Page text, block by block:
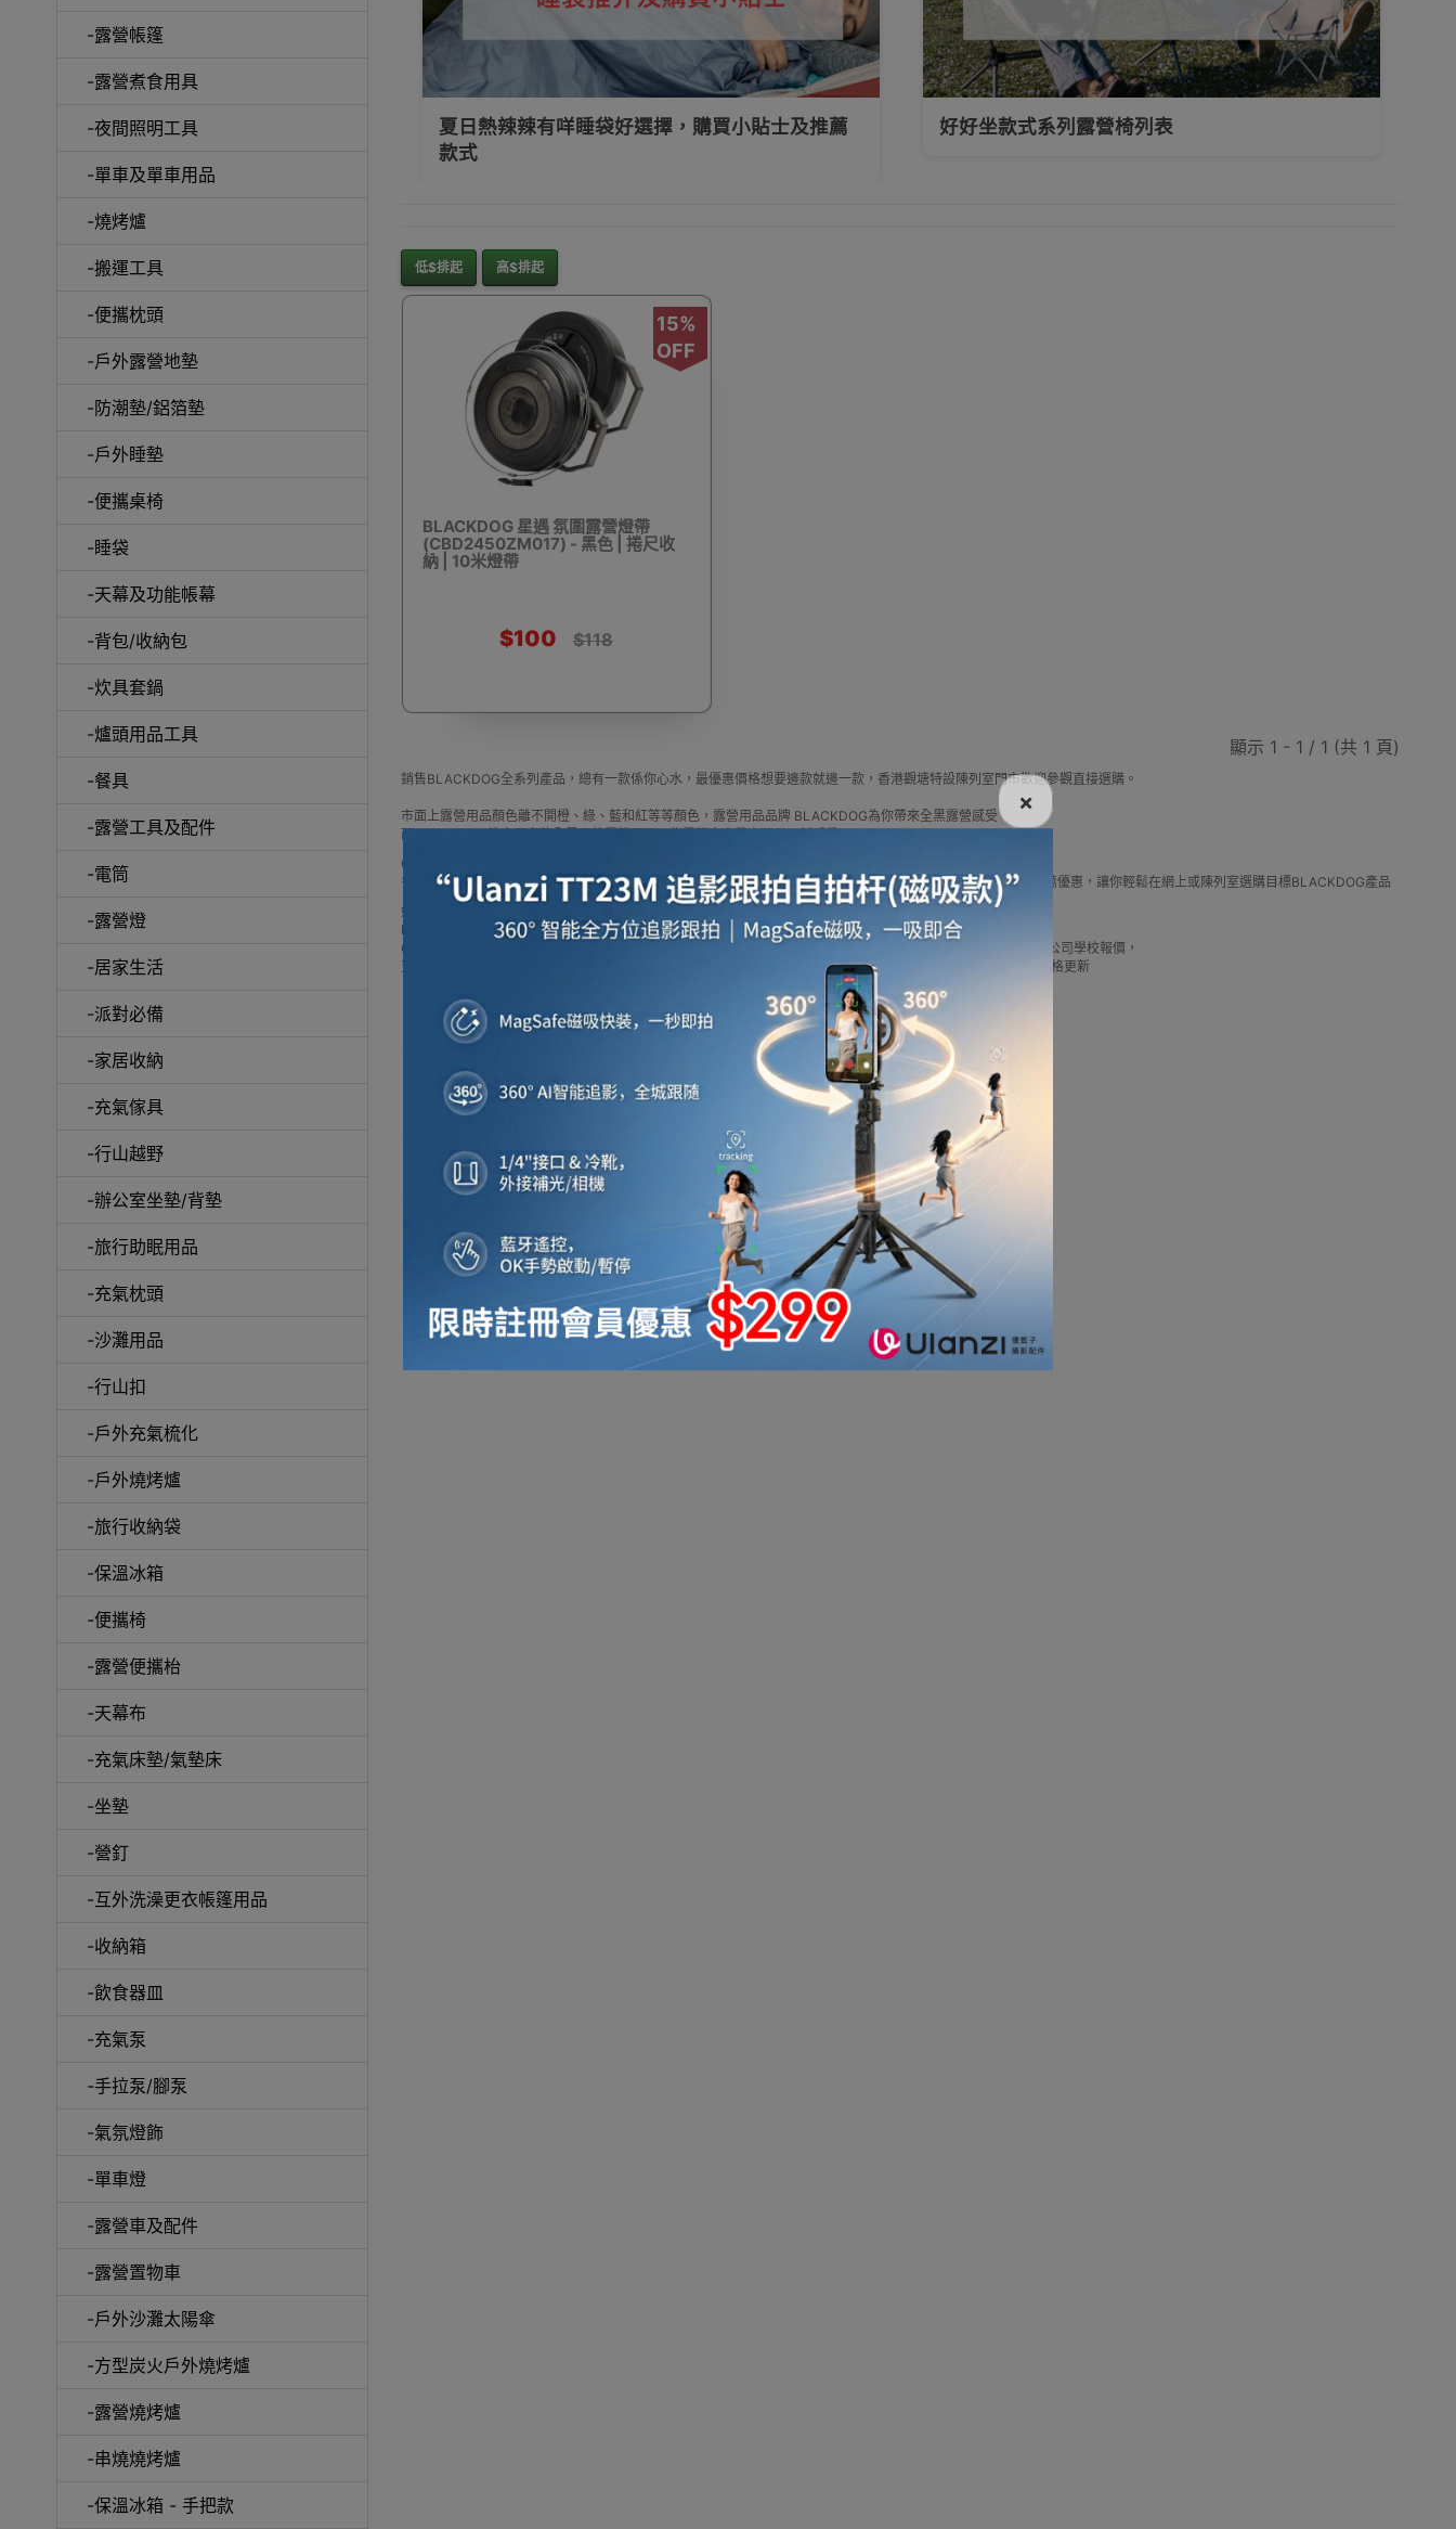
-露營帳篷
-露營煮食用具
-夜間照明工具
-單車及單車用品
-燒烤爐
-搬運工具
-便攜枕頭
-戶外露營地墊
-防潮墊/鋁箔墊
-戶外睡墊
-便攜桌椅
-睡袋
-天幕及功能帳幕
-背包/收納包
-炊具套鍋
-爐頭用品工具
-餐具
-露營工具及配件
-電筒
-露營燈
-居家生活
-派對必備
-家居收納
-充氣傢具
-行山越野
-辦公室坐墊/背墊
-旅行助眠用品
-充氣枕頭
-沙灘用品
-行山扣
-戶外充氣梳化
-戶外燒烤爐
-旅行收納袋
-保溫冰箱
-便攜椅
-露營便攜枱
-天幕布
-充氣床墊/氣墊床
-坐墊
-營釘
-互外洗澡更衣帳篷用品
-收納箱
-飲食器皿
-充氣泵
-手拉泵/腳泵
-氣氛燈飾
-單車燈
-露營車及配件
-露營置物車
-戶外沙灘太陽傘
-方型炭火戶外燒烤爐
-露營燒烤爐
-串燒燒烤爐
-保溫冰箱 - 手把款
居家生活 派對必備 家居收納 充氣傢具 行山越野 辦公室坐墊/背墊 旅行助眠用品 充氣枕頭
天幕布 充氣床墊/氣墊床
充氣泵 手拉泵/腳泵 氣氛燈飾
雙人便攜椅 月亮椅
夏日熱辣辣有咩睡袋好選擇，購買小貼士及推薦
款式
好好坐款式系列露營椅列表
低$排起 高$排起
15%
OFF
BLACKDOG 星遇 氛圍露營燈帶
(CBD2450ZM017) - 黑色 | 捲尺收
納 | 10米燈帶
$100 $118
顯示 1 - 1 / 1 (共 1 頁)
×
銷售BLACKDOG全系列產品，總有一款係你心水，最優惠價格想要邊款就邊一款，香港觀塘特設陳列室門市歡迎參觀直接選購。
市面上露營用品顏色離不開橙、綠、藍和紅等等顏色，露營用品品牌 BLACKDOG為你帶來全黑露營感受
而BLACKDOG推出了多款全黑互外露營用品，為露營人士帶來耳目一新感覺
Outlet Express HK 生活百貨城網上商城購買 BLACKDOG 產品
多款 BLACKDOG 官方代理、香港供應商或進口商BLACKDOG產品選擇，我們有多款BLACKDOG最新款式及推薦優惠，讓你輕鬆在網上或陳列室選購目標BLACKDOG產品
如網站未及時更新資料，歡迎與我們聯絡。
Buy BLACKDOG price in outletexpress .com Hong Kong.In promotion and sale.
Outlet Express HK 生活百貨城在香港觀塘提供 BLACKDOG 在那裡買邊到買代理資料及價錢實惠借批發優惠以及公司學校報價，
更可送到香港或澳門而部份產品比團購更優惠，更可以為你推薦推介相似產品及優點缺點，請留意我們最新產品價格更新